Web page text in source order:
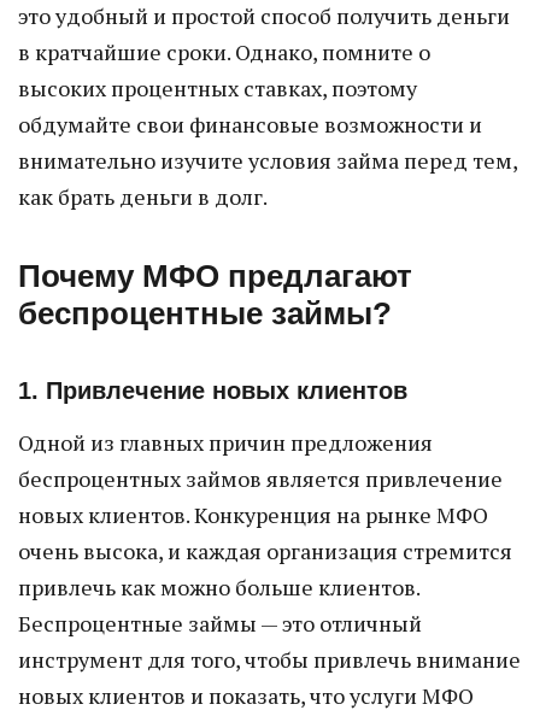
это удобный и простой способ получить деньги
в кратчайшие сроки. Однако, помните о
высоких процентных ставках, поэтому
обдумайте свои финансовые возможности и
внимательно изучите условия займа перед тем,
как брать деньги в долг.
Почему МФО предлагают
беспроцентные займы?
1. Привлечение новых клиентов
Одной из главных причин предложения
беспроцентных займов является привлечение
новых клиентов. Конкуренция на рынке МФО
очень высока, и каждая организация стремится
привлечь как можно больше клиентов.
Беспроцентные займы — это отличный
инструмент для того, чтобы привлечь внимание
новых клиентов и показать, что услуги МФО